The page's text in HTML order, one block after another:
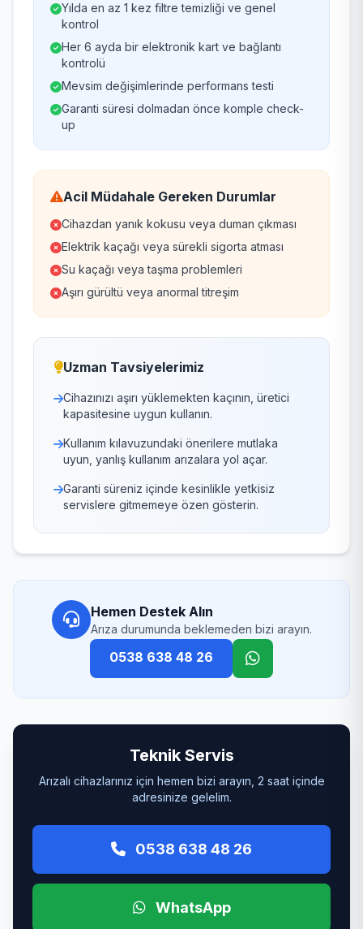
Yılda en az 1 kez filtre temizliği ve genel
kontrol
Her 6 ayda bir elektronik kart ve bağlantı
kontrolü
Mevsim değişimlerinde performans testi
Garanti süresi dolmadan önce komple check-
up
Acil Müdahale Gereken Durumlar
Cihazdan yanık kokusu veya duman çıkması
Elektrik kaçağı veya sürekli sigorta atması
Su kaçağı veya taşma problemleri
Aşırı gürültü veya anormal titreşim
Uzman Tavsiyelerimiz
Cihazınızı aşırı yüklemekten kaçının, üretici
kapasitesine uygun kullanın.
Kullanım kılavuzundaki önerilere mutlaka
uyun, yanlış kullanım arızalara yol açar.
Garanti süreniz içinde kesinlikle yetkisiz
servislere gitmemeye özen gösterin.
Hemen Destek Alın
Arıza durumunda beklemeden bizi arayın.
0538 638 48 26
Teknik Servis
Arızalı cihazlarınız için hemen bizi arayın, 2 saat içinde
adresinize gelelim.
0538 638 48 26
WhatsApp